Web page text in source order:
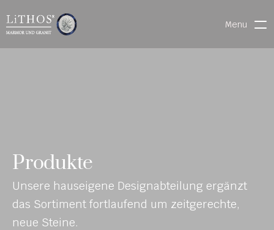
Menu
INE-
KAT
ALO
G
MATERIALIEN
STEINMETZFINDER
3D-KONFIGURATOR
DOWNLOADS
Produkte
Unsere hauseigene Designabteilung ergänzt
das Sortiment fortlaufend um zeitgerechte,
neue Steine.